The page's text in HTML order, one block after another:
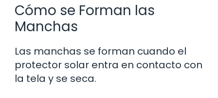
Cómo se Forman las
Manchas
Las manchas se forman cuando el
protector solar entra en contacto con
la tela y se seca.